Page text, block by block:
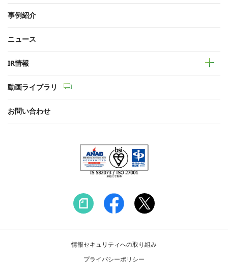
事例紹介
ニュース
IR情報
動画ライブラリ
お問い合わせ
情報セキュリティへの取り組み
プライバシーポリシー